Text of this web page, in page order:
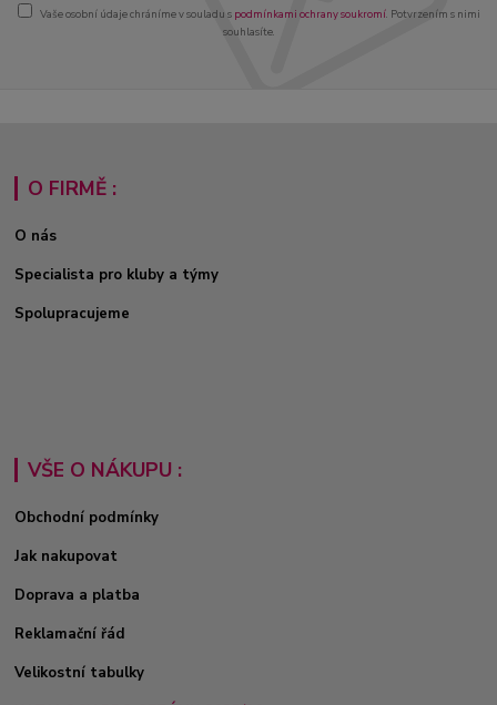
Vaše osobní údaje chráníme v souladu s podmínkami ochrany soukromí. Potvrzením s nimi
souhlasíte.
O FIRMĚ :
O nás
Specialista pro kluby a týmy
Spolupracujeme
VŠE O NÁKUPU :
Obchodní podmínky
Jak nakupovat
Doprava a platba
Reklamační řád
Velikostní tabulky